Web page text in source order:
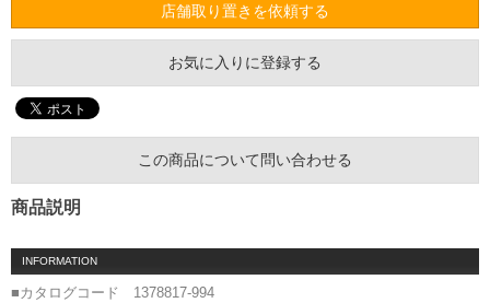
店舗取り置きを依頼する
お気に入りに登録する
この商品について問い合わせる
商品説明
INFORMATION
■カタログコード 1378817-994